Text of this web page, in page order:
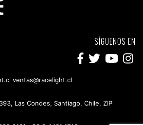
SÍGUENOS EN
ventas@racelight.cl
Las Condes, Santiago, Chile, ZIP